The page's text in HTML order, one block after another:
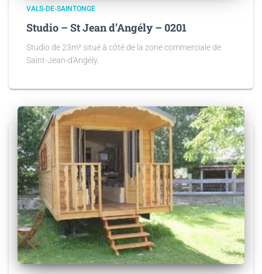
VALS-DE-SAINTONGE
Studio – St Jean d’Angély – 0201
Studio de 23m² situé à côté de la zone commerciale de
Saint-Jean-d'Angély.